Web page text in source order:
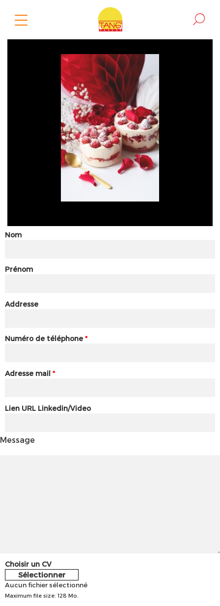
Nom
Prénom
Addresse
Numéro de téléphone *
Adresse mail *
Lien URL Linkedin/Video
Message
Choisir un CV
Sélectionner
Aucun fichier sélectionné
Maximum file size: 128 Mo.